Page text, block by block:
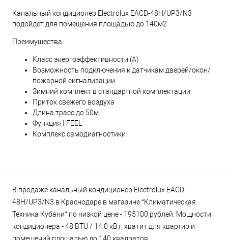
Канальный кондиционер Electrolux EACD-48H/UP3/N3
подойдет для помещения площадью до 140м2
Преимущества:
Класс энергоэффективности (А)
Возможность подключения к датчикам дверей/окон/
пожарной сигнализации
Зимний комплект в стандартной комплектации
Приток свежего воздуха
Длина трасс до 50м
Функция I FEEL
Комплекс самодиагностики
В продаже канальный кондиционер Electrolux EACD-
48H/UP3/N3 в Краснодаре в магазине “Климатическая
Техника Кубани” по низкой цене - 195100 рублей. Мощности
кондиционера - 48 BTU / 14.0 кВт, хватит для квартир и